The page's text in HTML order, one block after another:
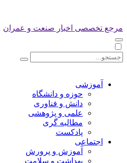
مرجع تخصصی اخبار صنعت و عمران
آموزشی
حوزه و دانشگاه
دانش و فناوری
علمی و پژوهشی
مطالبه گری
پادکست
اجتماعی
آموزش و پرورش
بهداشت و سلامت